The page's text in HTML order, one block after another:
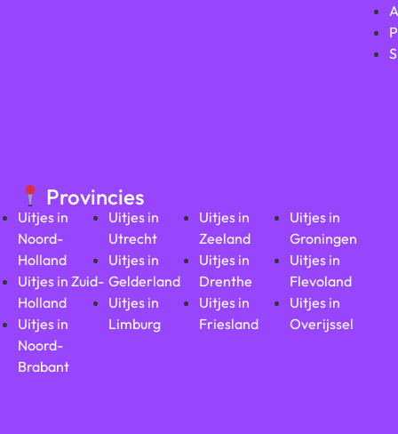
Provincies
Uitjes in
Noord-
Holland
Uitjes in Zuid-
Holland
Uitjes in
Noord-
Brabant
Uitjes in
Utrecht
Uitjes in
Gelderland
Uitjes in
Limburg
Uitjes in
Zeeland
Uitjes in
Drenthe
Uitjes in
Friesland
Uitjes in
Groningen
Uitjes in
Flevoland
Uitjes in
Overijssel